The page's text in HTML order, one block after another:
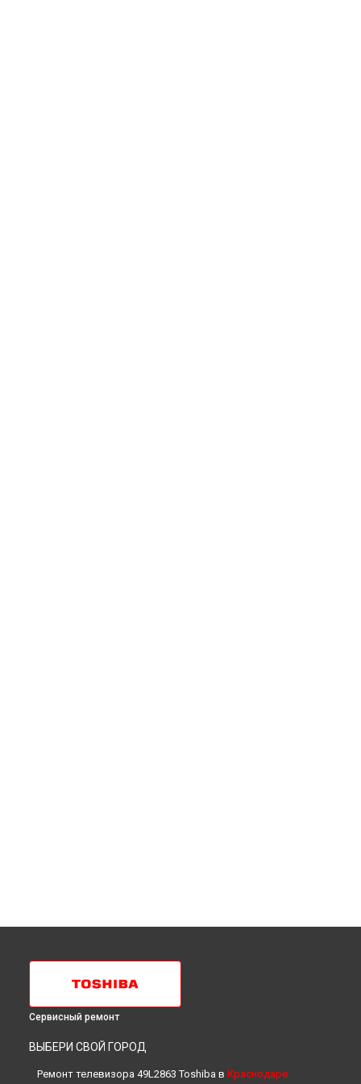
Сервисный ремонт
ВЫБЕРИ СВОЙ ГОРОД
Ремонт телевизора 49L2863 Toshiba в Краснодаре